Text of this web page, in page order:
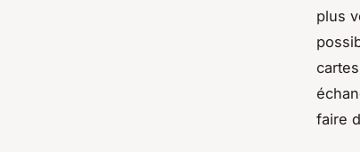
plus
faire